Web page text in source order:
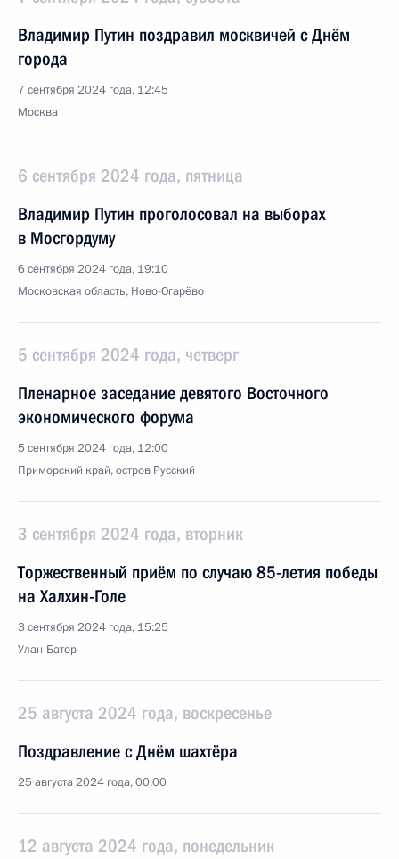
Владимир Путин поздравил москвичей с Днём
города
7 сентября 2024 года, 12:45
Москва
6 сентября 2024 года, пятница
Владимир Путин проголосовал на выборах
в Мосгордуму
6 сентября 2024 года, 19:10
Московская область, Ново-Огарёво
5 сентября 2024 года, четверг
Пленарное заседание девятого Восточного
экономического форума
5 сентября 2024 года, 12:00
Приморский край, остров Русский
3 сентября 2024 года, вторник
Торжественный приём по случаю 85-летия победы
на Халхин-Голе
3 сентября 2024 года, 15:25
Улан-Батор
25 августа 2024 года, воскресенье
Поздравление с Днём шахтёра
25 августа 2024 года, 00:00
12 августа 2024 года, понедельник